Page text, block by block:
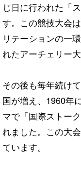
じ日に行われた「
す。この競技大会
リテーションの一
れたアーチェリー大
その後も毎年続け
国が増え、1960年
マで「国際ストー
れました。この大
ています。